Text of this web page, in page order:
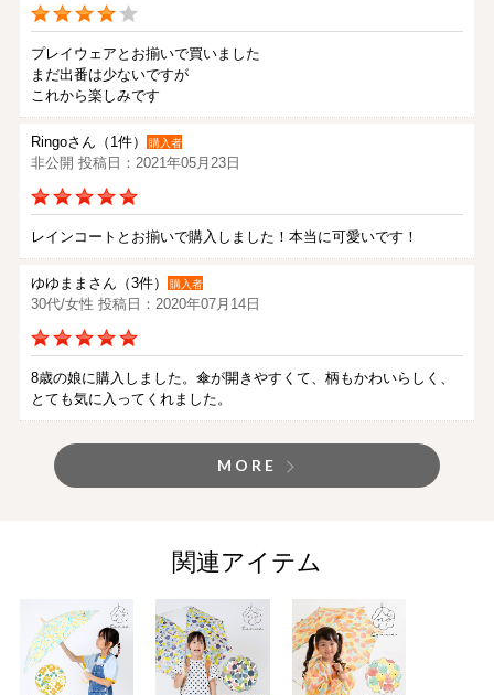
プレイウェアとお揃いで買いました
まだ出番は少ないですが
これから楽しみです
Ringoさん（1件） 購入者
非公開 投稿日：2021年05月23日
レインコートとお揃いで購入しました！本当に可愛いです！
ゆゆままさん（3件） 購入者
30代/女性 投稿日：2020年07月14日
8歳の娘に購入しました。傘が開きやすくて、柄もかわいらしく、
とても気に入ってくれました。
MORE
関連アイテム